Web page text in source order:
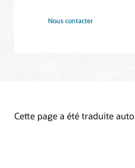
Nous contacter
Cette page a été traduite